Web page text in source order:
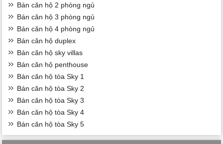
Bán căn hộ 2 phòng ngủ
Bán căn hộ 3 phòng ngủ
Bán căn hộ 4 phòng ngủ
Bán căn hộ duplex
Bán căn hộ sky villas
Bán căn hộ penthouse
Bán căn hộ tòa Sky 1
Bán căn hộ tòa Sky 2
Bán căn hộ tòa Sky 3
Bán căn hộ tòa Sky 4
Bán căn hộ tòa Sky 5